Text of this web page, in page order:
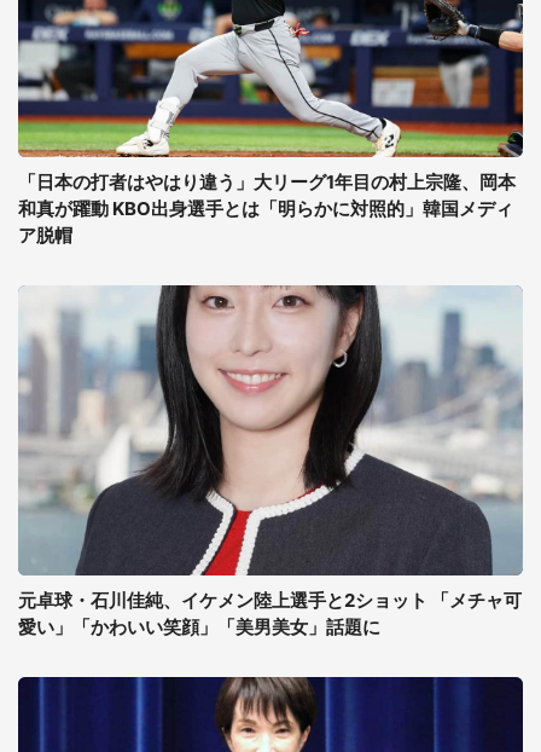
「日本の打者はやはり違う」大リーグ1年目の村上宗隆、岡本
和真が躍動 KBO出身選手とは「明らかに対照的」韓国メディ
ア脱帽
元卓球・石川佳純、イケメン陸上選手と2ショット 「メチャ可
愛い」「かわいい笑顔」「美男美女」話題に